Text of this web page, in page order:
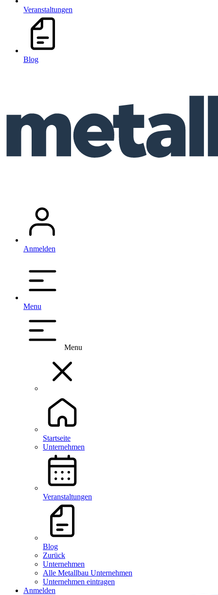
Veranstaltungen
Blog
Anmelden
Menu
Menu
Startseite
Unternehmen
Veranstaltungen
Blog
Zurück
Unternehmen
Alle Metallbau Unternehmen
Unternehmen eintragen
Anmelden